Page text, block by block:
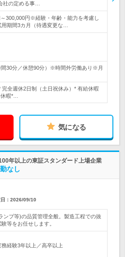
社の定める事…
300,000円※経験・年齢・能力を考慮し
期間3カ月（待遇変更な…
間30分／休憩90分）※時間外労働あり※月
全週休2日制（土日祝休み）* 有給休暇
暇*…
気になる
年以上の東証スタンダード上場企業
なし
： 2026/09/10
ンプ等)の品質管理全般。製造工程での抜
等をお任せします。
経験3年以上／高卒以上